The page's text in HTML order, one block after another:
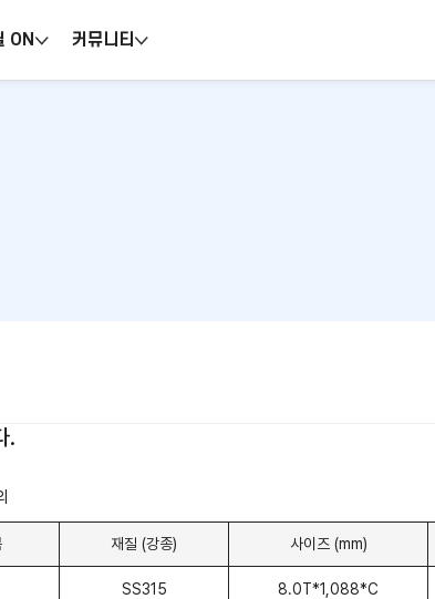
ON 커뮤니티
.
재질 (강종) 사이즈 (mm)
SS315 8.0T*1,088*C